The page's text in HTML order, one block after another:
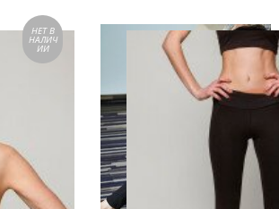
НЕТ В
НАЛИЧ
ИИ